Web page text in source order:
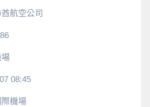
酋航空公司
08:45
機場